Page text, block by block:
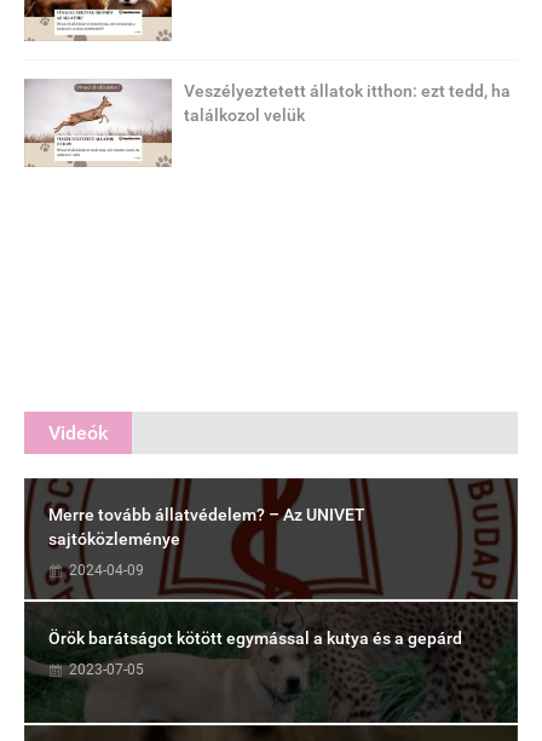
Veszélyeztetett állatok itthon: ezt tedd, ha
találkozol velük
Videók
Merre tovább állatvédelem? – Az UNIVET
sajtóközleménye
2024-04-09
Örök barátságot kötött egymással a kutya és a gepárd
2023-07-05